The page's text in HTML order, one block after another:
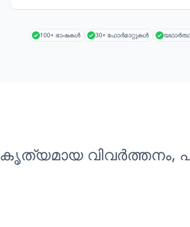
100+ ഭാഷകൾ 30+ ഫോർമാറ്റുകൾ
കൃത്യമായ വിവർത്തനം,